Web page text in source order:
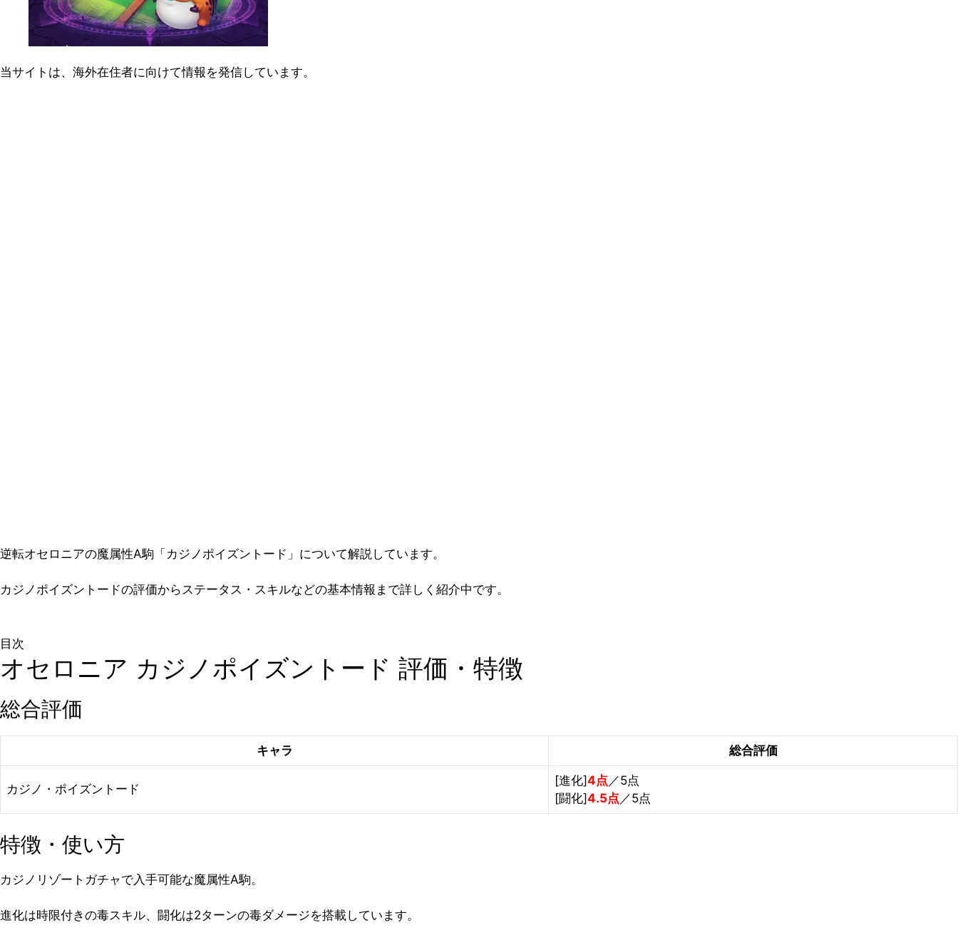
当サイトは、海外在住者に向けて情報を発信しています。
逆転オセロニアの魔属性A駒「カジノポイズントード」について解説しています。
カジノポイズントードの評価からステータス・スキルなどの基本情報まで詳しく紹介中です。
目次
オセロニア カジノポイズントード 評価・特徴
総合評価
キャラ 総合評価
カジノ・ポイズントード
[進化]4点 ／5点
[闘化]4.5点 ／5点
特徴・使い方
カジノリゾートガチャで入手可能な魔属性A駒。
進化は時限付きの毒スキル、闘化は2ターンの毒ダメージを搭載しています。